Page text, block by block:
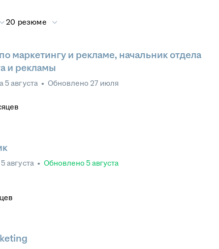
20 резюме
маркетингу и рекламе, начальник отдела
и рекламы
5 августа • Обновлено 27 июля
5 августа • Обновлено 5 августа